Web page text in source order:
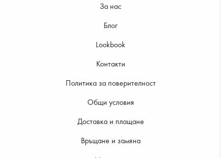
За нас
Блог
Lookbook
Контакти
Политика за поверителност
Общи условия
Доставка и плащане
Връщане и замяна